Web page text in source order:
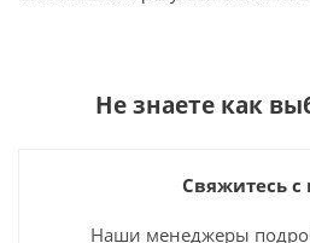
Не знаете как
Свяжитесь с
Наши менеджеры